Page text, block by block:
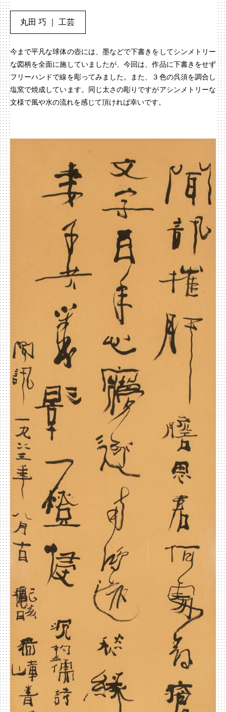
丸田 巧 ｜ 工芸
今まで平凡な球体の壺には、墨などで下書きをしてシンメトリー
な図柄を全面に施していましたが、今回は、作品に下書きをせず
フリーハンドで線を彫ってみました。また、３色の呉須を調合し
塩窯で焼成しています。同じ太さの彫りですがアシンメトリーな
文様で風や水の流れを感じて頂ければ幸いです。